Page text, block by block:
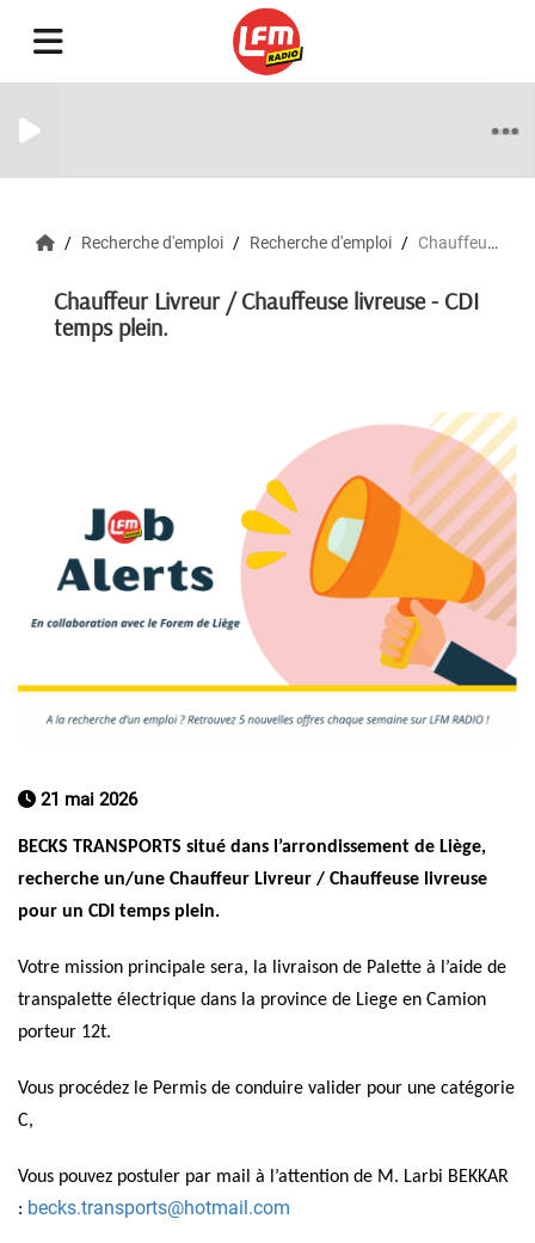
Recherche d'emploi Recherche d'emploi Chauffeur Livreur / Chauffeuse livreuse - CDI temps plein.
Chauffeur Livreur / Chauffeuse livreuse - CDI
temps plein.
21 mai 2026
BECKS TRANSPORTS situé dans l’arrondissement de Liège,
recherche un/une Chauffeur Livreur / Chauffeuse livreuse
pour un CDI temps plein.
Votre mission principale sera, la livraison de Palette à l’aide de
transpalette électrique dans la province de Liege en Camion
porteur 12t.
Vous procédez le Permis de conduire valider pour une catégorie
C,
Vous pouvez postuler par mail à l’attention de M. Larbi BEKKAR
: becks.transports@hotmail.com